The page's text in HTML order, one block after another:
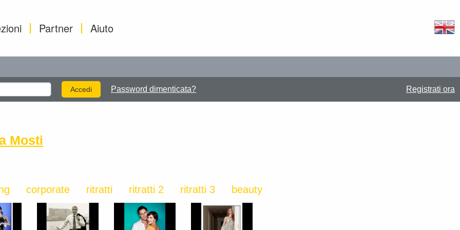
Partner Aiuto
Password dimenticata? Registrati ora
Mosti
corporate ritratti ritratti 2 ritratti 3 beauty